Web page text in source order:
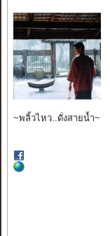
~พลิ้วไหว..ดั่งสายน้ำ~